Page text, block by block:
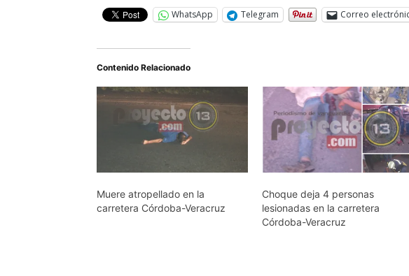
WhatsApp Telegram Correo
Contenido Relacionado
Muere atropellado en la
carretera Córdoba-Veracruz
Choque deja 4 personas
lesionadas en la carretera
Córdoba-Veracruz